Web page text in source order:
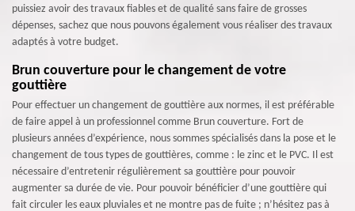
puissiez avoir des travaux fiables et de qualité sans faire de grosses
dépenses, sachez que nous pouvons également vous réaliser des travaux
adaptés à votre budget.
Brun couverture pour le changement de votre
gouttière
Pour effectuer un changement de gouttière aux normes, il est préférable
de faire appel à un professionnel comme Brun couverture. Fort de
plusieurs années d’expérience, nous sommes spécialisés dans la pose et le
changement de tous types de gouttières, comme : le zinc et le PVC. Il est
nécessaire d’entretenir régulièrement sa gouttière pour pouvoir
augmenter sa durée de vie. Pour pouvoir bénéficier d’une gouttière qui
fait circuler les eaux pluviales et ne montre pas de fuite ; n’hésitez pas à